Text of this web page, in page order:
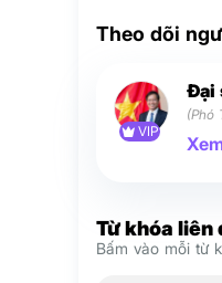
Theo dõi
VIP
Đại
(Phó
Từ khóa liên
Bấm vào mỗi từ